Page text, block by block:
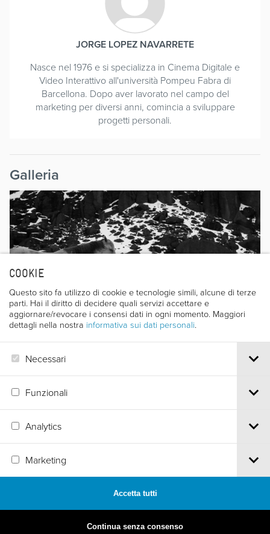
COOKIE
Questo sito fa utilizzo di cookie e tecnologie simili, alcune di terze
parti. Hai il diritto di decidere quali servizi accettare e
aggiornare/revocare i consensi dati in ogni momento. Maggiori
dettagli nella nostra informativa sui dati personali.
Necessari
Funzionali
Analytics
Marketing
Accetta tutti
Continua senza consenso
JORGE LOPEZ NAVARRETE
Nasce nel 1976 e si specializza in Cinema Digitale e
Video Interattivo all'università Pompeu Fabra di
Barcellona. Dopo aver lavorato nel campo del
marketing per diversi anni, comincia a sviluppare
progetti personali.
Galleria
Tel.+39 0461 986120
MADE BY ARTICA